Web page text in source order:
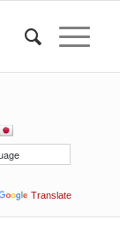
Translate